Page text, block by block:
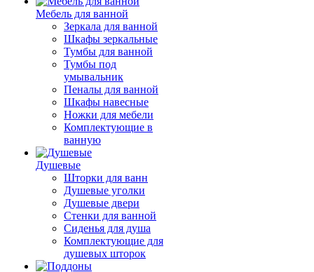
Мебель для ванной
Зеркала для ванной
Шкафы зеркальные
Тумбы для ванной
Тумбы под
умывальник
Пеналы для ванной
Шкафы навесные
Ножки для мебели
Комплектующие в
ванную
Душевые
Шторки для ванн
Душевые уголки
Душевые двери
Стенки для ванной
Сиденья для душа
Комплектующие для
душевых шторок